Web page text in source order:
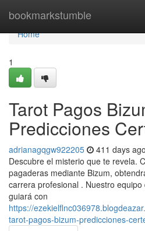
bookmarkstumble
Home
Home
1
Tarot Pagos
Predicciones
adrianagqgw922205 411 days ago
Descubre el misterio que te revela.
pagaderas mediante Bizum,
carrera profesional . Nuestro
guiará con
https://
tarot-pagos-bizum-predicciones-